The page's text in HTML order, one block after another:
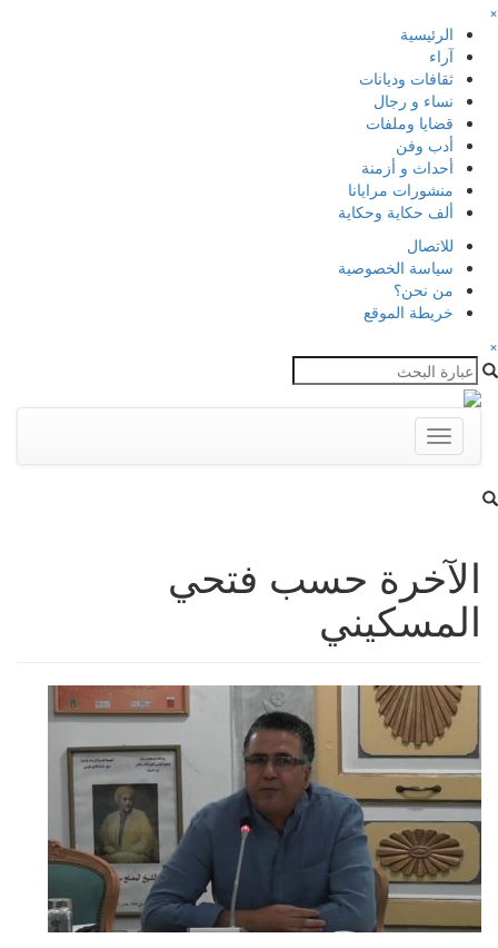
×
الرئيسية
آراء
ثقافات وديانات
نساء و رجال
قضايا وملفات
أدب وفن
أحداث و أزمنة
منشورات مرايانا
ألف حكاية وحكاية
للاتصال
سياسة الخصوصية
من نحن؟
خريطة الموقع
×
Toggle
navigation
الآخرة حسب فتحي
المسكيني